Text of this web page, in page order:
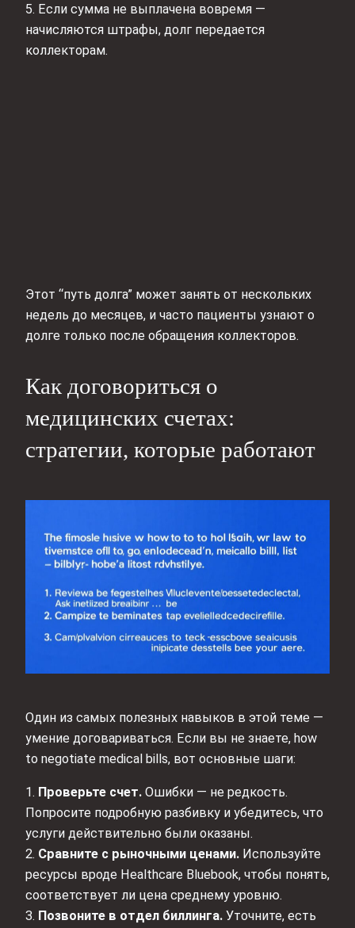
5. Если сумма не выплачена вовремя —
начисляются штрафы, долг передается
коллекторам.
Этот “путь долга” может занять от нескольких
недель до месяцев, и часто пациенты узнают о
долге только после обращения коллекторов.
Как договориться о
медицинских счетах:
стратегии, которые работают
Один из самых полезных навыков в этой теме —
умение договариваться. Если вы не знаете, how
to negotiate medical bills, вот основные шаги:
1. Проверьте счет. Ошибки — не редкость.
Попросите подробную разбивку и убедитесь, что
услуги действительно были оказаны.
2. Сравните с рыночными ценами. Используйте
ресурсы вроде Healthcare Bluebook, чтобы понять,
соответствует ли цена среднему уровню.
3. Позвоните в отдел биллинга. Уточните, есть